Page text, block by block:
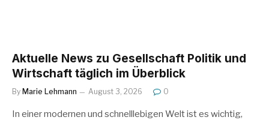
Aktuelle News zu Gesellschaft Politik und
Wirtschaft täglich im Überblick
By Marie Lehmann August 3, 2026 0
In einer modernen und schnelllebigen Welt ist es wichtig,